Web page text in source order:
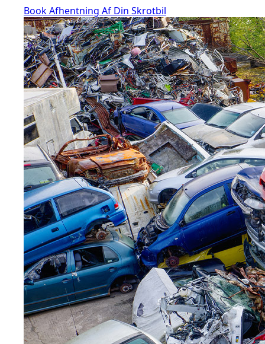
Book Afhentning Af Din Skrotbil